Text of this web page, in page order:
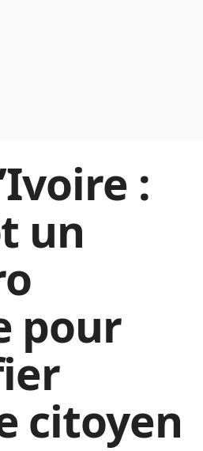
:
un
pour
citoyen